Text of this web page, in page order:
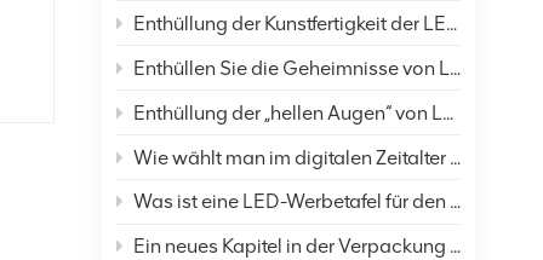
Enthüllung der Kunstfertigkeit der LED-Display-Verkapselung: Eine umfassende Analyse von sechs gängigen Techniken und Zukunftsaussichten
Enthüllen Sie die Geheimnisse von LED-Bildschirmen: Wie verändern sie unser Leben und die Welt?
Enthüllung der „hellen Augen“ von LED-Anzeigen: Eine umfassende Analyse der Auflösung
Wie wählt man im digitalen Zeitalter LED-Anzeigen richtig aus?
Was ist eine LED-Werbetafel für den Außenbereich?
Ein neues Kapitel in der Verpackung von LED-Displays: Was ist der Unterschied zwischen SMD- und COB-Technologie?